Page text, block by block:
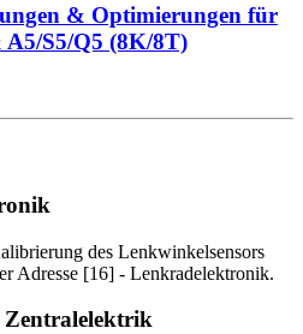
& Optimierungen für
S5/Q5 (8K/8T)
des Lenkwinkelsensors
Adresse [16] - Lenkradelektronik.
Zentralelektrik